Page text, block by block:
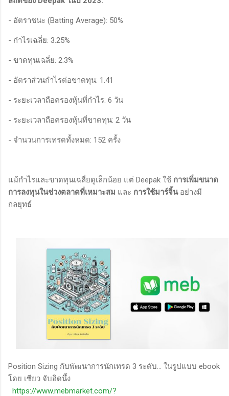
- อัตราชนะ (Batting Average): 50%
- กำไรเฉลี่ย: 3.25%
- ขาดทุนเฉลี่ย: 2.3%
- อัตราส่วนกำไรต่อขาดทุน: 1.41
- ระยะเวลาถือครองหุ้นที่กำไร: 6 วัน
- ระยะเวลาถือครองหุ้นที่ขาดทุน: 2 วัน
- จำนวนการเทรดทั้งหมด: 152 ครั้ง
แม้กำไรและขาดทุนเฉลี่ยดูเล็กน้อย แต่ Deepak ใช้ การเพิ่มขนาด
การลงทุนในช่วงตลาดที่เหมาะสม และ การใช้มาร์จิ้นอย่างมี
กลยุทธ์
Position Sizing กับพัฒนาการนักเทรด 3 ระดับ... ในรูปแบบ ebook
โดย เซียว จับอิดนึ้ง
https://www.mebmarket.com/?